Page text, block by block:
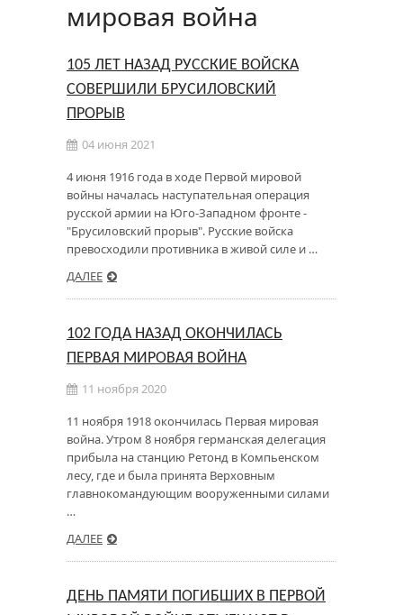
мировая война
105 ЛЕТ НАЗАД РУССКИЕ ВОЙСКА
СОВЕРШИЛИ БРУСИЛОВСКИЙ
ПРОРЫВ
04 июня 2021
4 июня 1916 года в ходе Первой мировой
войны началась наступательная операция
русской армии на Юго-Западном фронте -
"Брусиловский прорыв". Русские войска
превосходили противника в живой силе и …
ДАЛЕЕ
102 ГОДА НАЗАД ОКОНЧИЛАСЬ
ПЕРВАЯ МИРОВАЯ ВОЙНА
11 ноября 2020
11 ноября 1918 окончилась Первая мировая
война. Утром 8 ноября германская делегация
прибыла на станцию Ретонд в Компьенском
лесу, где и была принята Верховным
главнокомандующим вооруженными силами
…
ДАЛЕЕ
ДЕНЬ ПАМЯТИ ПОГИБШИХ В ПЕРВОЙ